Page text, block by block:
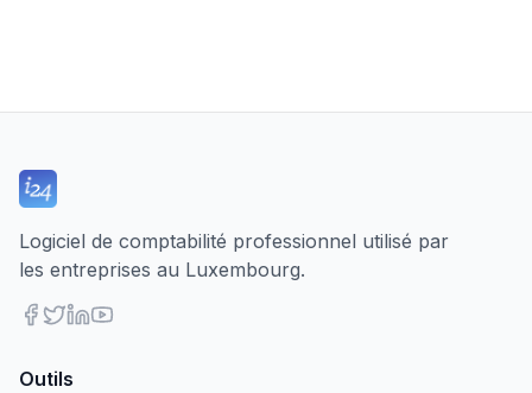
Logiciel de comptabilité professionnel utilisé par
les entreprises au Luxembourg.
Outils